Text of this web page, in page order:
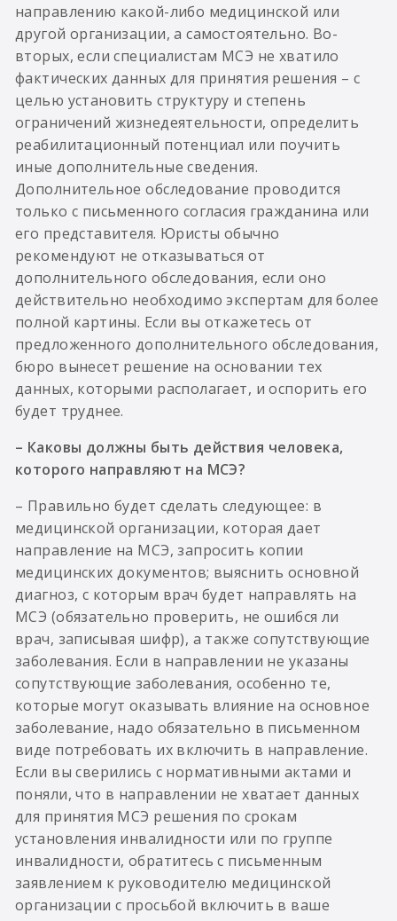
направлению какой-либо медицинской или
другой организации, а самостоятельно. Во-
вторых, если специалистам МСЭ не хватило
фактических данных для принятия решения – с
целью установить структуру и степень
ограничений жизнедеятельности, определить
реабилитационный потенциал или поучить
иные дополнительные сведения.
Дополнительное обследование проводится
только с письменного согласия гражданина или
его представителя. Юристы обычно
рекомендуют не отказываться от
дополнительного обследования, если оно
действительно необходимо экспертам для более
полной картины. Если вы откажетесь от
предложенного дополнительного обследования,
бюро вынесет решение на основании тех
данных, которыми располагает, и оспорить его
будет труднее.
– Каковы должны быть действия человека,
которого направляют на МСЭ?
– Правильно будет сделать следующее: в
медицинской организации, которая дает
направление на МСЭ, запросить копии
медицинских документов; выяснить основной
диагноз, с которым врач будет направлять на
МСЭ (обязательно проверить, не ошибся ли
врач, записывая шифр), а также сопутствующие
заболевания. Если в направлении не указаны
сопутствующие заболевания, особенно те,
которые могут оказывать влияние на основное
заболевание, надо обязательно в письменном
виде потребовать их включить в направление.
Если вы сверились с нормативными актами и
поняли, что в направлении не хватает данных
для принятия МСЭ решения по срокам
установления инвалидности или по группе
инвалидности, обратитесь с письменным
заявлением к руководителю медицинской
организации с просьбой включить в ваше